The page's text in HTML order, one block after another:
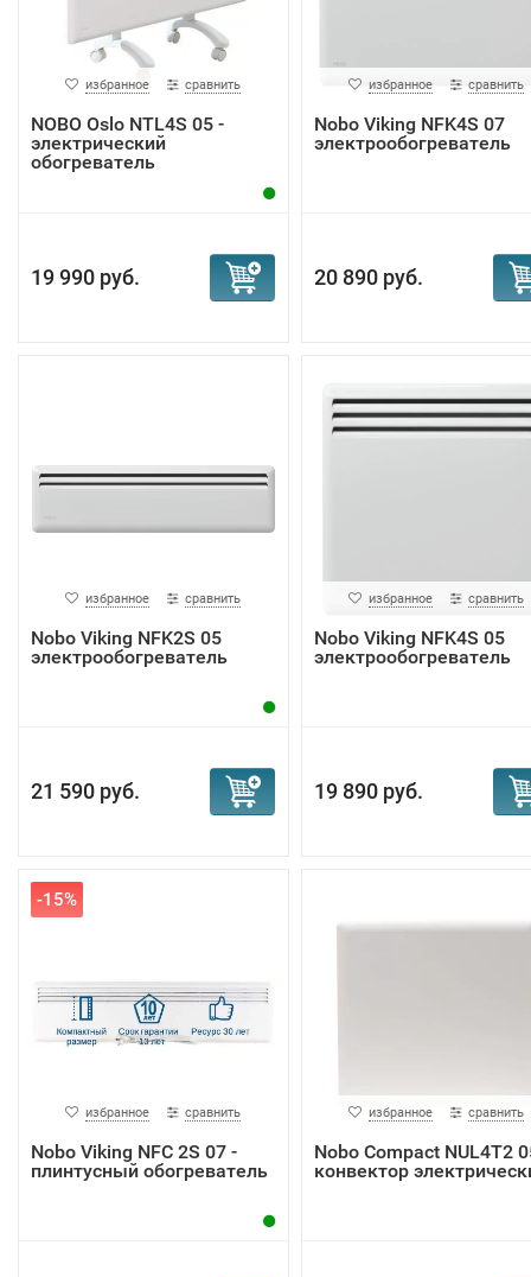
избранное сравнить
NOBO Oslo NTL4S 05 -
электрический
обогреватель
19 990 руб.
избранное сравнить
Nobo Viking NFK4S 07
электрообогреватель
20 890 руб.
избранное сравнить
Nobo Viking NFK2S 05
электрообогреватель
21 590 руб.
избранное сравнить
Nobo Viking NFK4S 05
электрообогреватель
19 890 руб.
-15%
избранное сравнить
Nobo Viking NFС 2S 07 -
плинтусный обогреватель
избранное сравнить
Nobo Compact NUL4T2
конвектор